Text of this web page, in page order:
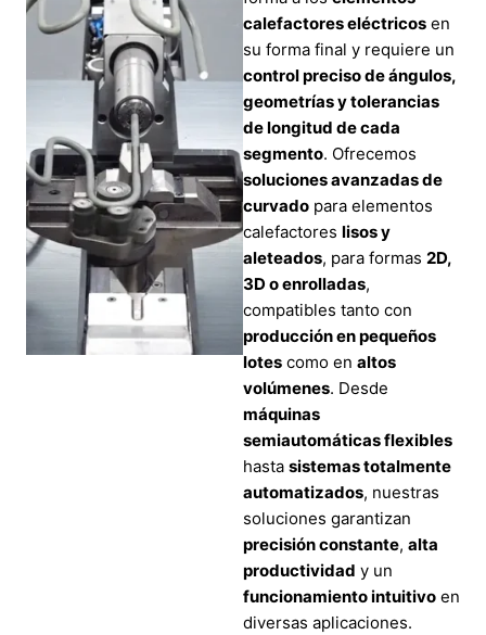
calefactores eléctricos en
su forma final y requiere un
control preciso de ángulos,
geometrías y tolerancias
de longitud de cada
segmento. Ofrecemos
soluciones avanzadas de
curvado para elementos
calefactores lisos y
aleteados, para formas 2D,
3D o enrolladas,
compatibles tanto con
producción en pequeños
lotes como en altos
volúmenes. Desde
máquinas
semiautomáticas flexibles
hasta sistemas totalmente
automatizados, nuestras
soluciones garantizan
precisión constante, alta
productividad y un
funcionamiento intuitivo en
diversas aplicaciones.